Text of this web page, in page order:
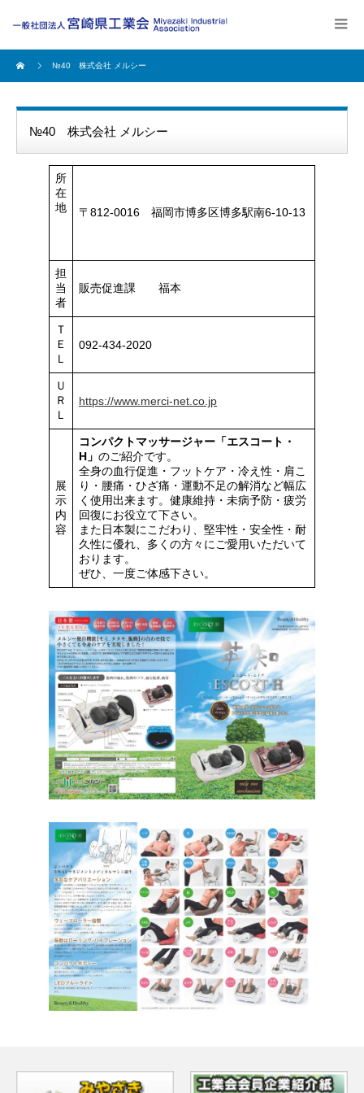
№40 株式会社 メルシー
№40 株式会社 メルシー
所
在
地
〒812-0016 福岡市博多区博多駅南6-10-13
担
当
者
販売促進課 福本
Ｔ
Ｅ
Ｌ
092-434-2020
Ｕ
Ｒ
Ｌ
https://www.merci-net.co.jp
展
示
内
容
コンパクトマッサージャー「エスコート・
H」 のご紹介です。
全身の血行促進・フットケア・冷え性・肩こ
り・腰痛・ひざ痛・運動不足の解消など幅広
く使用出来ます。健康維持・未病予防・疲労
回復にお役立て下さい。
また日本製にこだわり、堅牢性・安全性・耐
久性に優れ、多くの方々にご愛用いただいて
おります。
ぜひ、一度ご体感下さい。